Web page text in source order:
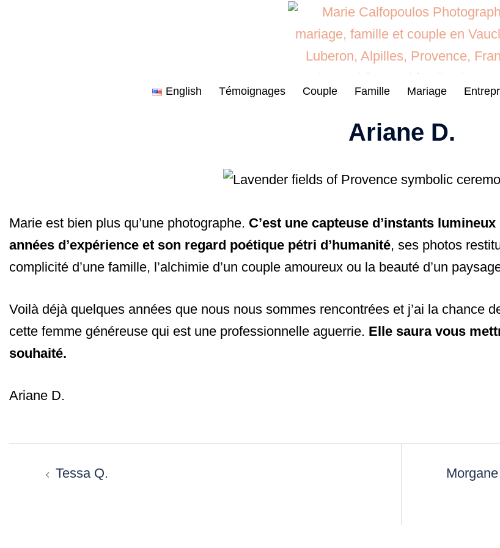
English Témoignages Couple Famille Mariage
Ariane D.
Marie est bien plus qu’une photographe. C’est une capteuse d’instants
années d’expérience et son regard poétique pétri d’humanité, ses photos
complicité d’une famille, l’alchimie d’un couple amoureux ou la beauté d’un
Voilà déjà quelques années que nous nous sommes rencontrées et j’ai la chance
cette femme généreuse qui est une professionnelle aguerrie. Elle saura vous
souhaité.
Ariane D.
d’articleTessa Q.